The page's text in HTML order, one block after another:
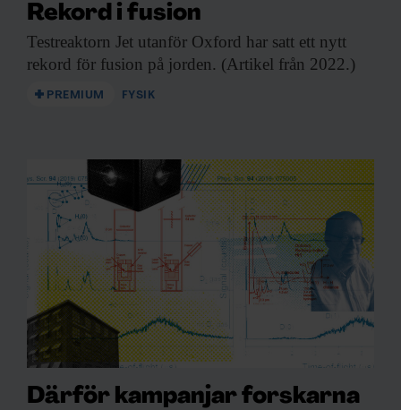
Rekord i fusion
Testreaktorn Jet utanför Oxford har satt ett nytt
rekord för fusion på jorden. (Artikel från 2022.)
PREMIUM FYSIK
Därför kampanjar forskarna